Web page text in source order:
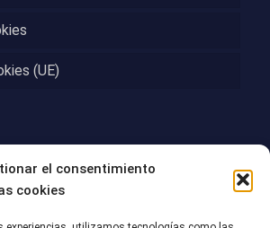
el consentimiento
cookies
(UE)
Compra